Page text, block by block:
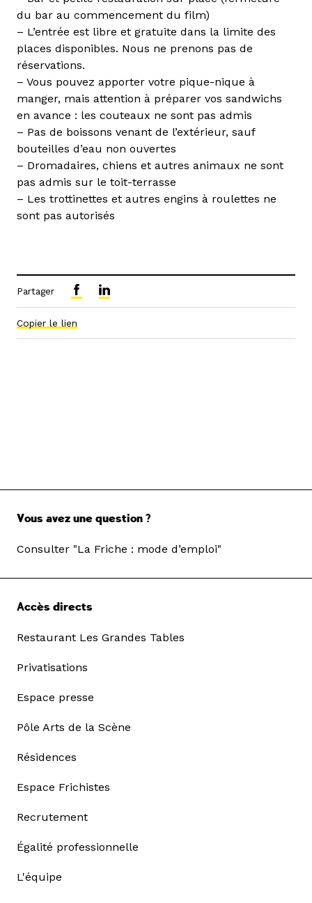
du bar au commencement du film)
– L’entrée est libre et gratuite dans la limite des
places disponibles. Nous ne prenons pas de
réservations.
– Vous pouvez apporter votre pique-nique à
manger, mais attention à préparer vos sandwichs
en avance : les couteaux ne sont pas admis
– Pas de boissons venant de l’extérieur, sauf
bouteilles d’eau non ouvertes
– Dromadaires, chiens et autres animaux ne sont
pas admis sur le toit-terrasse
– Les trottinettes et autres engins à roulettes ne
sont pas autorisés
Partager
Copier le lien
Vous avez une question ?
Consulter "La Friche : mode d’emploi"
Accès directs
Restaurant Les Grandes Tables
Privatisations
Espace presse
Pôle Arts de la Scène
Résidences
Espace Frichistes
Recrutement
Égalité professionnelle
L'équipe